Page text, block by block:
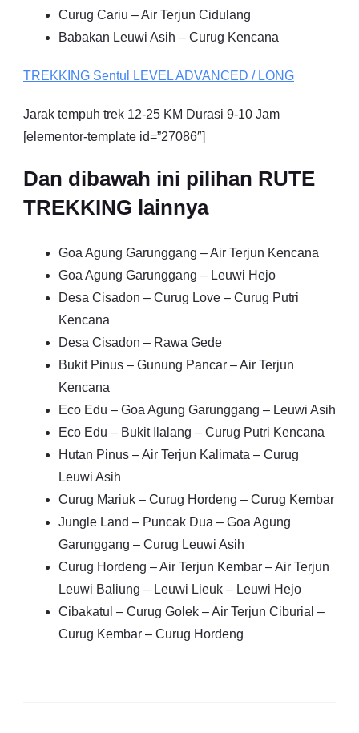
Curug Cariu – Air Terjun Cidulang
Babakan Leuwi Asih – Curug Kencana
TREKKING Sentul LEVEL ADVANCED / LONG
Jarak tempuh trek 12-25 KM Durasi 9-10 Jam
[elementor-template id=”27086″]
Dan dibawah ini pilihan RUTE
TREKKING lainnya
Goa Agung Garunggang – Air Terjun Kencana
Goa Agung Garunggang – Leuwi Hejo
Desa Cisadon – Curug Love – Curug Putri
Kencana
Desa Cisadon – Rawa Gede
Bukit Pinus – Gunung Pancar – Air Terjun
Kencana
Eco Edu – Goa Agung Garunggang – Leuwi Asih
Eco Edu – Bukit Ilalang – Curug Putri Kencana
Hutan Pinus – Air Terjun Kalimata – Curug
Leuwi Asih
Curug Mariuk – Curug Hordeng – Curug Kembar
Jungle Land – Puncak Dua – Goa Agung
Garunggang – Curug Leuwi Asih
Curug Hordeng – Air Terjun Kembar – Air Terjun
Leuwi Baliung – Leuwi Lieuk – Leuwi Hejo
Cibakatul – Curug Golek – Air Terjun Ciburial –
Curug Kembar – Curug Hordeng